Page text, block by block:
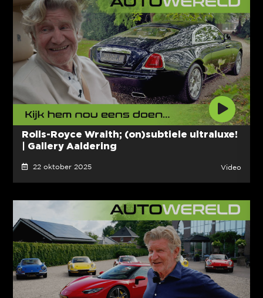
Rolls-Royce Wraith; (on)subtiele ultraluxe!
| Gallery Aaldering
22 oktober 2025 Video